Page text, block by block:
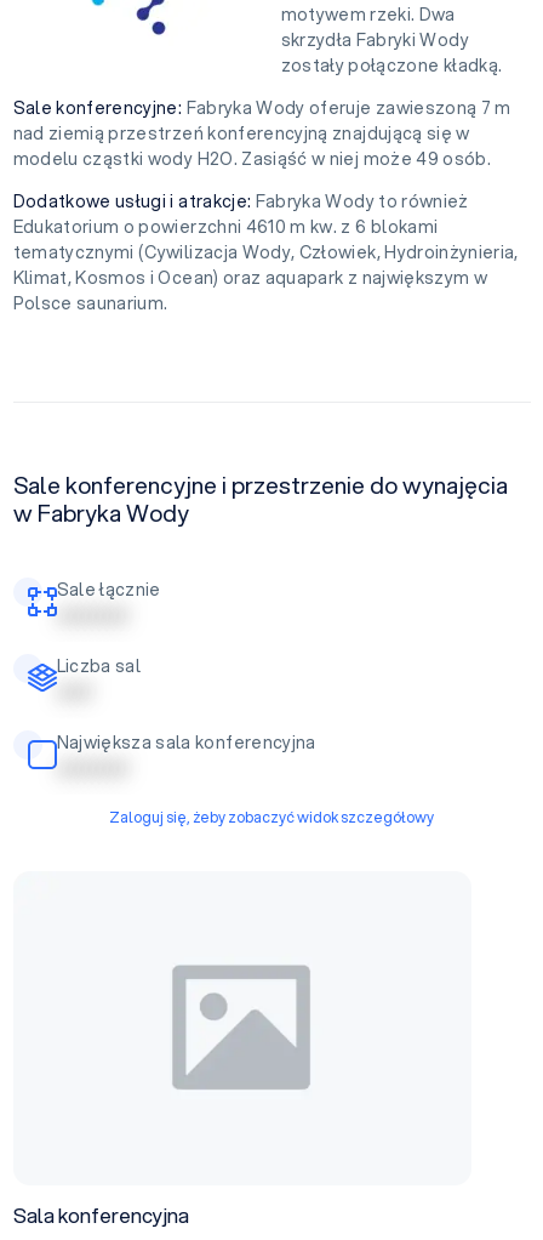
motywem rzeki. Dwa
skrzydła Fabryki Wody
zostały połączone kładką.
Sale konferencyjne: Fabryka Wody oferuje zawieszoną 7 m
nad ziemią przestrzeń konferencyjną znajdującą się w
modelu cząstki wody H2O. Zasiąść w niej może 49 osób.
Dodatkowe usługi i atrakcje: Fabryka Wody to również
Edukatorium o powierzchni 4610 m kw. z 6 blokami
tematycznymi (Cywilizacja Wody, Człowiek, Hydroinżynieria,
Klimat, Kosmos i Ocean) oraz aquapark z największym w
Polsce saunarium.
Sale konferencyjne i przestrzenie do wynajęcia
w Fabryka Wody
Sale łącznie
| | | | | | | | | |
Liczba sal
| | | | |
Największa sala konferencyjna
| | | | | | | | | |
Zaloguj się, żeby zobaczyć widok szczegółowy
Sala konferencyjna